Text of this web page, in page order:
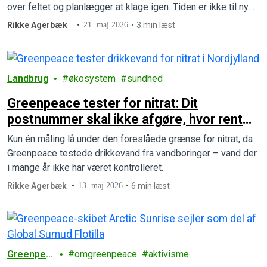
over feltet og planlægger at klage igen. Tiden er ikke til ny
olie og gas, men tværtimod til at udfase fossile brændsler.
Rikke Agerbæk 21. maj 2026 3 min læst
Landbrug økosystem sundhed
Greenpeace tester for nitrat: Dit
postnummer skal ikke afgøre, hvor rent
dit postevand er
Kun én måling lå under den foreslåede grænse for nitrat, da
Greenpeace testede drikkevand fra vandboringer – vand der
i mange år ikke har været kontrolleret.
Rikke Agerbæk 13. maj 2026 6 min læst
Greenpea
omgreenpeace
aktivisme